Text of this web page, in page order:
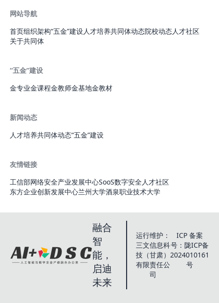
网站导航
首页组织架构“五金”建设人才培养共同体动态院校动态人才社区
关于共同体
“五金”建设
金专业金课程金教师金基地金教材
新闻动态
人才培养共同体动态“五金”建设
友情链接
工信部网络安全产业发展中心SooS数字安全人才社区
东方企业创新发展中心兰州大学酒泉职业技术大学
融合
智
能，
启迪
未来
运行维护：
三文信息科
技（甘肃）
有限责任公
司
ICP 备案
号：陇ICP备
2024010161
号